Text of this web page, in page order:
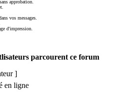
approbation.
vos messages.
d'impression.
parcourent ce forum
]
en ligne